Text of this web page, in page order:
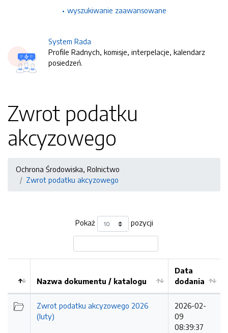
wyszukiwanie zaawansowane
System Rada
Profile Radnych, komisje, interpelacje, kalendarz
posiedzeń.
Zwrot podatku
akcyzowego
Ochrona Środowiska, Rolnictwo
Zwrot podatku akcyzowego
Pokaż pozycji
Kolejność
Nazwa dokumentu / katalogu
Data
dodania
Zwrot podatku akcyzowego 2026
(luty)
2026-02-
09
08:39:37